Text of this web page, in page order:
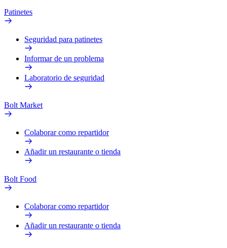
Patinetes
Seguridad para patinetes
Informar de un problema
Laboratorio de seguridad
Bolt Market
Colaborar como repartidor
Añadir un restaurante o tienda
Bolt Food
Colaborar como repartidor
Añadir un restaurante o tienda